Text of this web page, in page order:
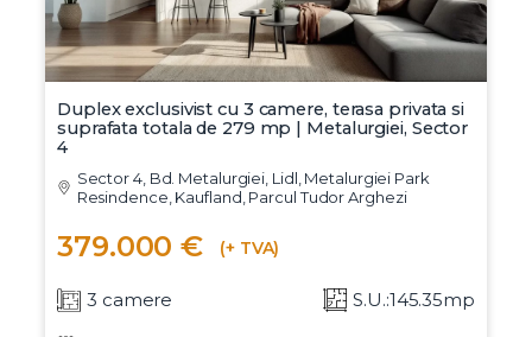
Duplex exclusivist cu 3 camere, terasa privata si
suprafata totala de 279 mp | Metalurgiei, Sector
4
Sector 4, Bd. Metalurgiei, Lidl, Metalurgiei Park
Resindence, Kaufland, Parcul Tudor Arghezi
379.000 € (+ TVA)
3 camere S.U.:145.35mp